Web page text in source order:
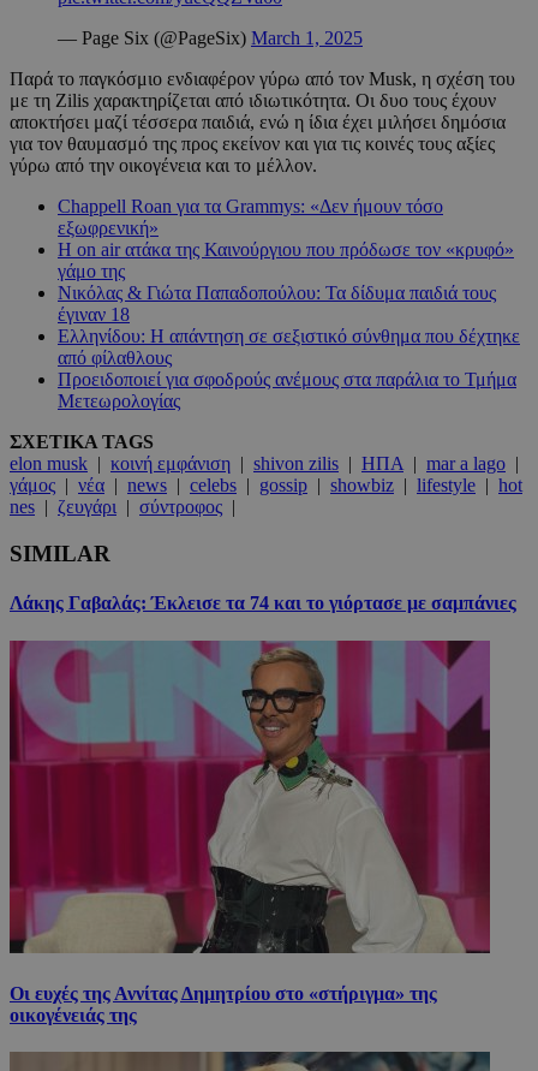
— Page Six (@PageSix) March 1, 2025
Παρά το παγκόσμιο ενδιαφέρον γύρω από τον Musk, η σχέση του
με τη Zilis χαρακτηρίζεται από ιδιωτικότητα. Οι δυο τους έχουν
αποκτήσει μαζί τέσσερα παιδιά, ενώ η ίδια έχει μιλήσει δημόσια
για τον θαυμασμό της προς εκείνον και για τις κοινές τους αξίες
γύρω από την οικογένεια και το μέλλον.
Chappell Roan για τα Grammys: «Δεν ήμουν τόσο
εξωφρενική»
Η on air ατάκα της Καινούργιου που πρόδωσε τον «κρυφό»
γάμο της
Νικόλας & Γιώτα Παπαδοπούλου: Τα δίδυμα παιδιά τους
έγιναν 18
Ελληνίδου: Η απάντηση σε σεξιστικό σύνθημα που δέχτηκε
από φίλαθλους
Προειδοποιεί για σφοδρούς ανέμους στα παράλια το Τμήμα
Μετεωρολογίας
ΣΧΕΤΙΚΑ TAGS
elon musk | κοινή εμφάνιση | shivon zilis | ΗΠΑ| mar a lago |
γάμος | νέα | news | celebs | gossip | showbiz | lifestyle | hot
nes | ζευγάρι | σύντροφος |
SIMILAR
Λάκης Γαβαλάς: Έκλεισε τα 74 και το γιόρτασε με σαμπάνιες
Οι ευχές της Αννίτας Δημητρίου στο «στήριγμα» της
οικογένειάς της